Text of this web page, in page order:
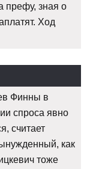
префу, зная о
Ход
Финны в
спроса явно
считает
как
тоже